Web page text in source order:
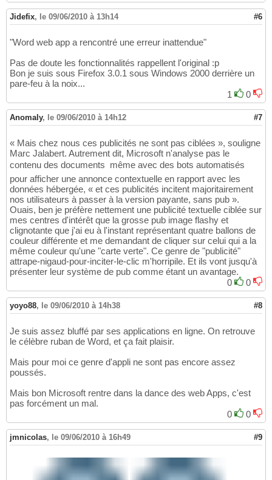
Jidefix, le 09/06/2010 à 13h14 #6
"Word web app a rencontré une erreur inattendue"
Pas de doute les fonctionnalités rappellent l'original :p
Bon je suis sous Firefox 3.0.1 sous Windows 2000 derrière un
pare-feu à la noix...
1
0
Anomaly, le 09/06/2010 à 14h12 #7
« Mais chez nous ces publicités ne sont pas ciblées », souligne
Marc Jalabert. Autrement dit, Microsoft n'analyse pas le
contenu des documents  même avec des bots automatisés 
pour afficher une annonce contextuelle en rapport avec les
données hébergée, « et ces publicités incitent majoritairement
nos utilisateurs à passer à la version payante, sans pub ».
Ouais, ben je préfère nettement une publicité textuelle ciblée sur
mes centres d'intérêt que la grosse pub image flashy et
clignotante que j'ai eu à l'instant représentant quatre ballons de
couleur différente et me demandant de cliquer sur celui qui a la
même couleur qu'une "carte verte". Ce genre de "publicité"
attrape-nigaud-pour-inciter-le-clic m'horripile. Et ils vont jusqu'à
présenter leur système de pub comme étant un avantage.
0
0
yoyo88, le 09/06/2010 à 14h38 #8
Je suis assez bluffé par ses applications en ligne. On retrouve
le célèbre ruban de Word, et ça fait plaisir.
Mais pour moi ce genre d'appli ne sont pas encore assez
poussés.
Mais bon Microsoft rentre dans la dance des web Apps, c'est
pas forcément un mal.
0
0
jmnicolas, le 09/06/2010 à 16h49 #9